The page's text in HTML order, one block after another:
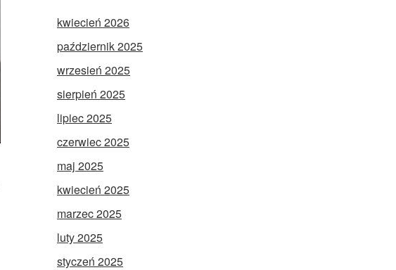
kwiecień 2026
październik 2025
wrzesień 2025
sierpień 2025
lipiec 2025
czerwiec 2025
maj 2025
kwiecień 2025
marzec 2025
luty 2025
styczeń 2025